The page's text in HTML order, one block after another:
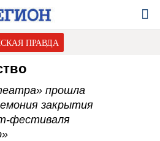
ПРАВДА
прошла
закрытия
фестиваля